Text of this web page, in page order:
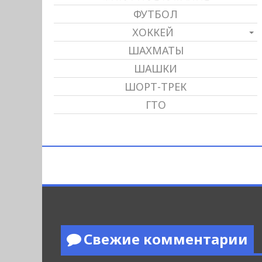
ФУТБОЛ
ХОККЕЙ
ШАХМАТЫ
ШАШКИ
ШОРТ-ТРЕК
ГТО
Свежие комментарии